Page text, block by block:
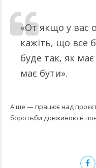
«От якщо у вас
кажіть, що все
буде так, як
має бути».
А ще — працює над
боротьби довжиною в